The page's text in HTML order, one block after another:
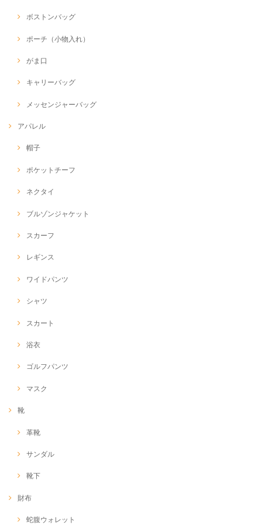
ボストンバッグ
ポーチ（小物入れ）
がま口
キャリーバッグ
メッセンジャーバッグ
アパレル
帽子
ポケットチーフ
ネクタイ
ブルゾンジャケット
スカーフ
レギンス
ワイドパンツ
シャツ
スカート
浴衣
ゴルフパンツ
マスク
靴
革靴
サンダル
靴下
財布
蛇腹ウォレット